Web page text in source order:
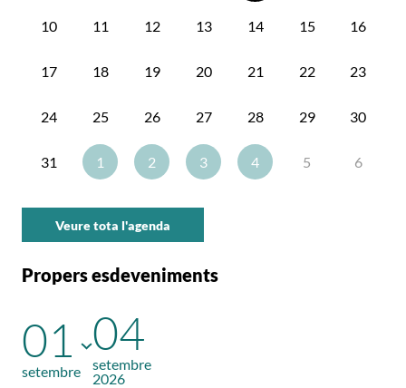
10 11 12 13 14 15 16
17 18 19 20 21 22 23
24 25 26 27 28 29 30
31 1 2 3 4 5 6
Veure tota l'agenda
Propers esdeveniments
01
setembre
04
setembre
2026